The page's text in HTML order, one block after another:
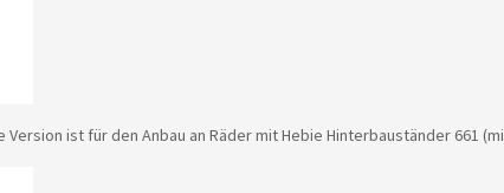
Version ist für den Anbau an Räder mit Hebie Hinterbauständer 661